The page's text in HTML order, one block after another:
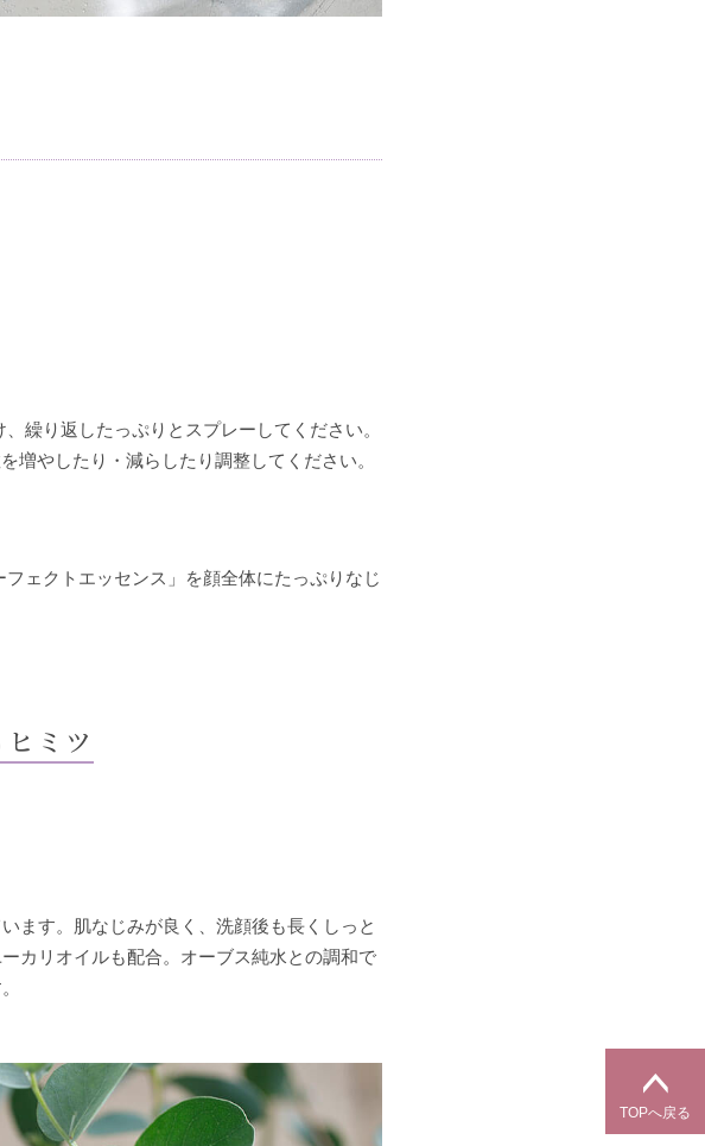
繰り返したっぷりとスプレーしてください。
増やしたり・減らしたり調整してください。
ェクトエッセンス」を顔全体にたっぷりなじ
ミツ
ます。肌なじみが良く、洗顔後も長くしっと
カリオイルも配合。オーブス純水との調和で
TOPへ戻る